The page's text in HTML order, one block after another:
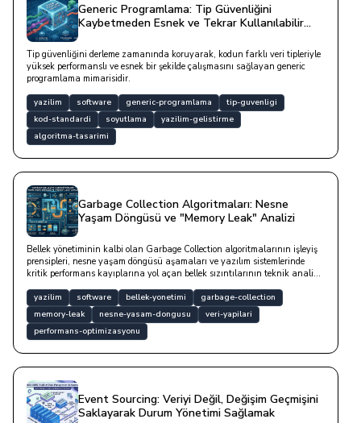
Generic Programlama: Tip Güvenliğini
Kaybetmeden Esnek ve Tekrar Kullanılabilir
Tip güvenliğini derleme zamanında koruyarak, kodun farklı veri tipleriyle
yüksek performanslı ve esnek bir şekilde çalışmasını sağlayan generic
programlama mimarisidir.
yazilim software generic-programlama
tip-guvenligi
kod-standardi
soyutlama
yazilim-gelistirme
algoritma-tasarimi
Garbage Collection Algoritmaları: Nesne
Yaşam Döngüsü ve "Memory Leak" Analizi
Bellek yönetiminin kalbi olan Garbage Collection algoritmalarının işleyiş
prensipleri, nesne yaşam döngüsü aşamaları ve yazılım sistemlerinde
kritik performans kayıplarına yol açan bellek sızıntılarının teknik analiz
yazilim software bellek-yonetimi
garbage-collection
memory-leak
nesne-yasam-dongusu
veri-yapilari
performans-optimizasyonu
Event Sourcing: Veriyi Değil, Değişim Geçmişini
Saklayarak Durum Yönetimi Sağlamak